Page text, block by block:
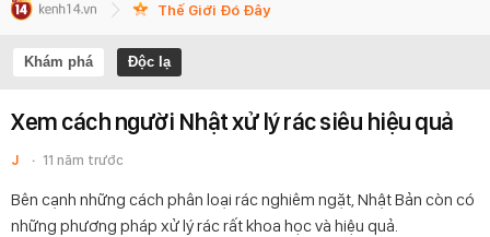
Thế Giới Đó Đây
Khám phá Độc lạ
Xem cách người Nhật xử lý rác siêu hiệu quả
J 11 năm trước
Bên cạnh những cách phân loại rác nghiêm ngặt, Nhật Bản còn có
những phương pháp xử lý rác rất khoa học và hiệu quả.